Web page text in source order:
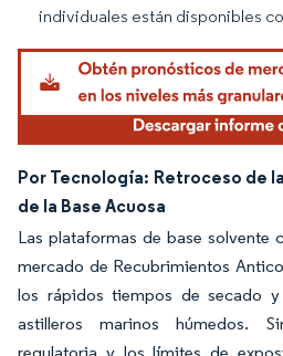
individuales están disponibles
Por Tecnología: Retroceso de
de la Base Acuosa
Las plataformas de base solvente
mercado de Recubrimientos
los rápidos tiempos de secado
astilleros marinos húmedos.